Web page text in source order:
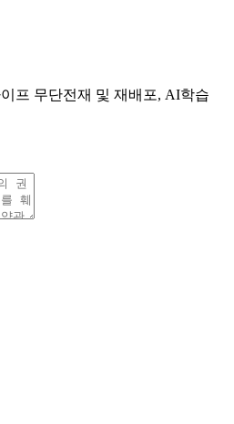
프 무단전재 및 재배포, AI학습